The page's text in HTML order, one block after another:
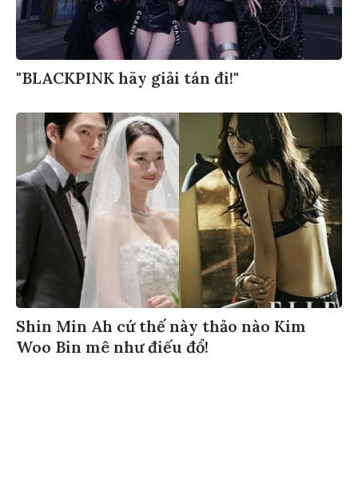
"BLACKPINK hãy giải tán đi!"
Shin Min Ah cứ thế này thảo nào Kim
Woo Bin mê như điếu đổ!